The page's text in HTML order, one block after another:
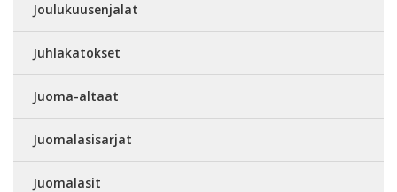
Joulukuusenjalat
Juhlakatokset
Juoma-altaat
Juomalasisarjat
Juomalasit